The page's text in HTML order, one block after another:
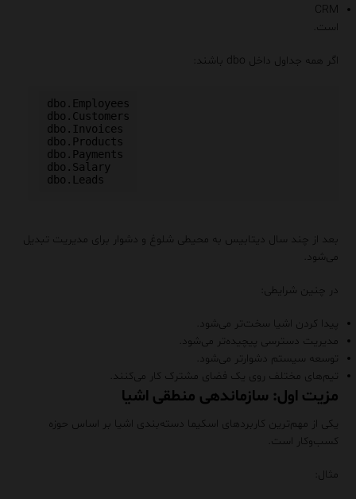
CRM
است.
اگر همه جداول داخل dbo باشند:
dbo.Employees
dbo.Customers
dbo.Invoices
dbo.Products
dbo.Payments
dbo.Salary
بعد از چند سال دیتابیس به محیطی شلوغ و دشوار برای مدیریت تبدیل
می‌شود.
در چنین شرایطی:
پیدا کردن اشیا سخت‌تر می‌شود.
مدیریت دسترسی پیچیده‌تر می‌شود.
توسعه سیستم دشوارتر می‌شود.
تیم‌های مختلف روی یک فضای مشترک کار می‌کنند.
مزیت اول: سازماندهی منطقی اشیا
یکی از مهم‌ترین کاربردهای اسکیما دسته‌بندی اشیا بر اساس حوزه
کسب‌وکار است.
مثال: